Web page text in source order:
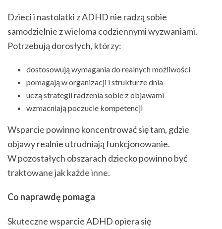
Dzieci i nastolatki z ADHD nie radzą sobie
samodzielnie z wieloma codziennymi wyzwaniami.
Potrzebują dorosłych, którzy:
dostosowują wymagania do realnych możliwości
pomagają w organizacji i strukturze dnia
uczą strategii radzenia sobie z objawami
wzmacniają poczucie kompetencji
Wsparcie powinno koncentrować się tam, gdzie
objawy realnie utrudniają funkcjonowanie.
W pozostałych obszarach dziecko powinno być
traktowane jak każde inne.
Co naprawdę pomaga
Skuteczne wsparcie ADHD opiera się